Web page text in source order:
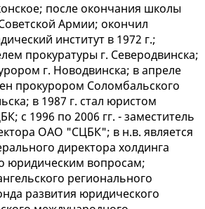
после окончания школы
Армии; окончил
институт в 1972 г.;
прокуратуры г. Северодвинска;
г. Новодвинска; в апреле
прокурором Соломбальского
в 1987 г. стал юристом
с 1996 по 2006 гг. - заместитель
ОАО "СЦБК"; в н.в. является
директора холдинга
юридическим вопросам;
регионального
развития юридического